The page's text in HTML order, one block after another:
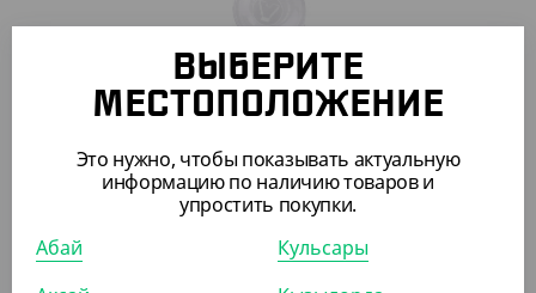
5 227.20₸
Крышка к форме "Малая миска"
ВЫБЕРИТЕ
МЕСТОПОЛОЖЕНИЕ
Это нужно, чтобы показывать актуальную
информацию по наличию товаров и
упростить покупки.
Абай
Кульсары